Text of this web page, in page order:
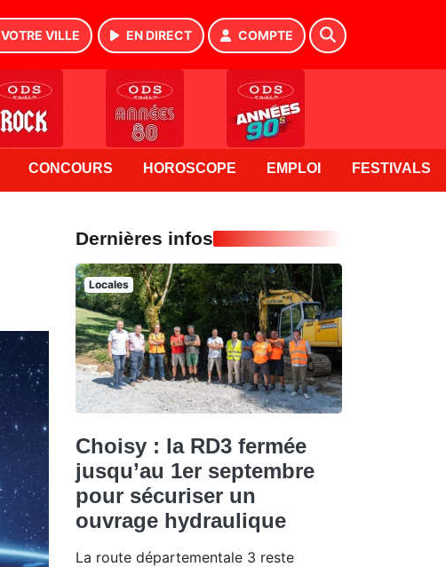
VOTRE VILLE EN DIRECT COMPTE
CONCOURS HOROSCOPE EMPLOI FESTIVALS
Dernières infos
Locales
Choisy : la RD3 fermée
jusqu’au 1er septembre
pour sécuriser un
ouvrage hydraulique
La route départementale 3 reste